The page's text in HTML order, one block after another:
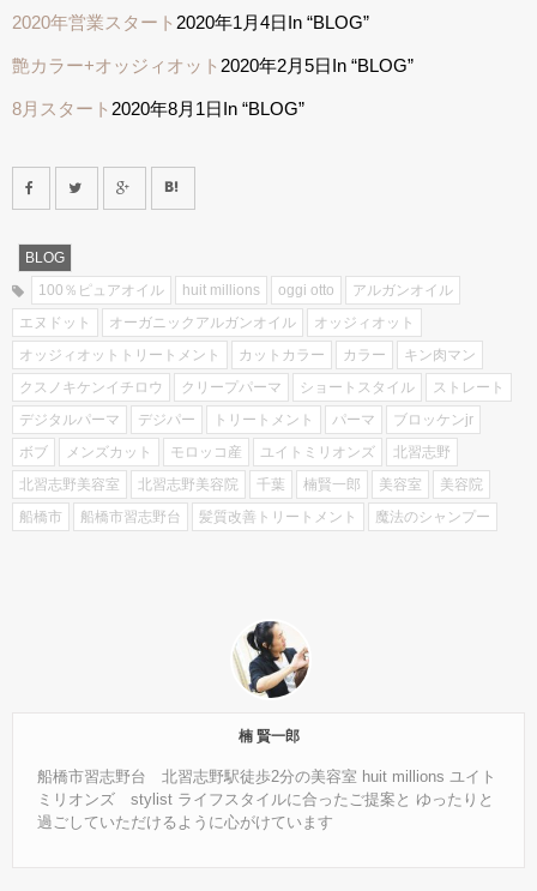
2020年営業スタート 2020年1月4日In “BLOG”
艶カラー+オッジィオット 2020年2月5日In “BLOG”
8月スタート 2020年8月1日In “BLOG”
BLOG
100％ピュアオイル
huit millions oggi otto
アルガンオイル
エヌドット
オーガニックアルガンオイル
オッジィオット
オッジィオットトリートメント
カットカラー カラー
キン肉マン
クスノキケンイチロウ
クリープパーマ ショートスタイル
ストレート
デジタルパーマ
デジパー トリートメント パーマ
ブロッケンjr
ボブ
メンズカット モロッコ産 ユイトミリオンズ
北習志野
北習志野美容室
北習志野美容院 千葉 楠賢一郎 美容室
美容院
船橋市
船橋市習志野台 髪質改善トリートメント 魔法のシャンプー
楠 賢一郎
船橋市習志野台 北習志野駅徒歩2分の美容室 huit millions ユイト
ミリオンズ stylist ライフスタイルに合ったご提案と ゆったりと
過ごしていただけるように心がけています